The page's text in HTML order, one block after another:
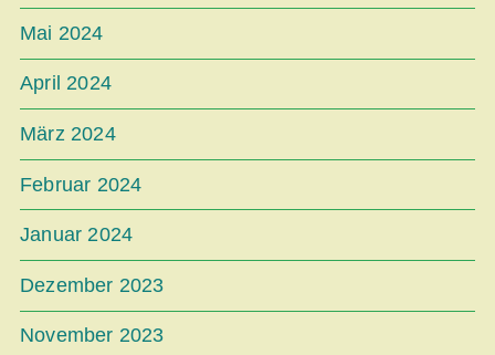
Mai 2024
April 2024
März 2024
Februar 2024
Januar 2024
Dezember 2023
November 2023